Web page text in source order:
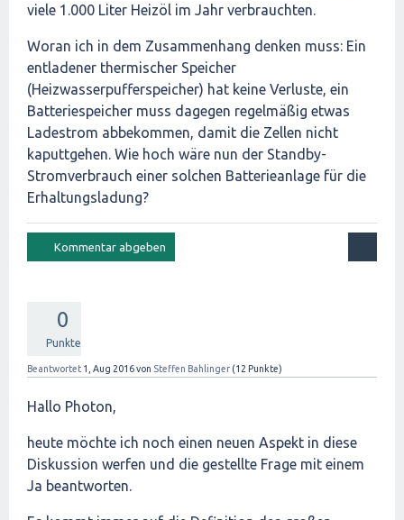
viele 1.000 Liter Heizöl im Jahr verbrauchten.
Woran ich in dem Zusammenhang denken muss: Ein
entladener thermischer Speicher
(Heizwasserpufferspeicher) hat keine Verluste, ein
Batteriespeicher muss dagegen regelmäßig etwas
Ladestrom abbekommen, damit die Zellen nicht
kaputtgehen. Wie hoch wäre nun der Standby-
Stromverbrauch einer solchen Batterieanlage für die
Erhaltungsladung?
0
Punkte
Beantwortet 1, Aug 2016von Steffen Bahlinger (12 Punkte)
Hallo Photon,
heute möchte ich noch einen neuen Aspekt in diese
Diskussion werfen und die gestellte Frage mit einem
Ja beantworten.